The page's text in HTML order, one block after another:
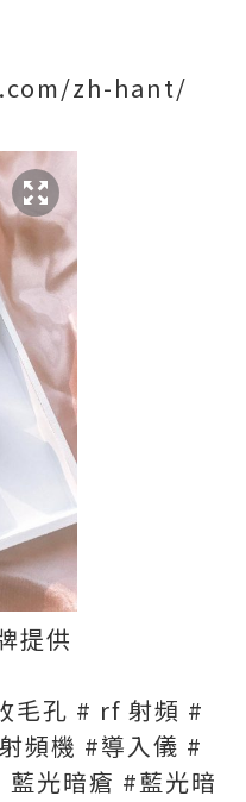
zh-hant/
提供
毛孔 # rf 射頻 #
頻機 #導入儀 #
光暗瘡 #藍光暗